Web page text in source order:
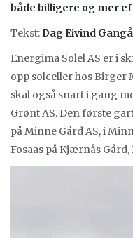
både billigere og mer
Tekst: Dag Eivind
Energima Solel AS er i
opp solceller hos Birger
skal også snart i gang
Grønt AS. Den første
på Minne Gård AS, i
Fosaas på Kjærnås